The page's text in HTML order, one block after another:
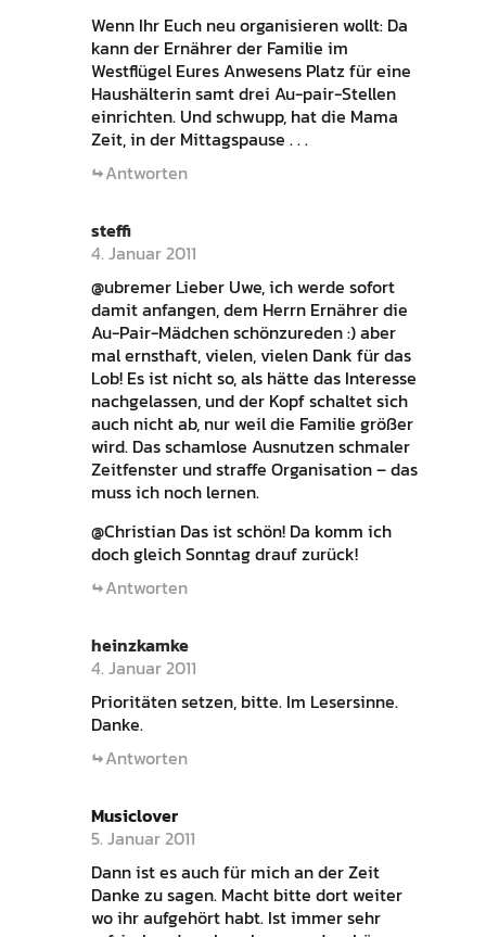
Wenn Ihr Euch neu organisieren wollt: Da
kann der Ernährer der Familie im
Westflügel Eures Anwesens Platz für eine
Haushälterin samt drei Au-pair-Stellen
einrichten. Und schwupp, hat die Mama
Zeit, in der Mittagspause . . .
Antworten
steffi
4. Januar 2011
@ubremer Lieber Uwe, ich werde sofort
damit anfangen, dem Herrn Ernährer die
Au-Pair-Mädchen schönzureden :) aber
mal ernsthaft, vielen, vielen Dank für das
Lob! Es ist nicht so, als hätte das Interesse
nachgelassen, und der Kopf schaltet sich
auch nicht ab, nur weil die Familie größer
wird. Das schamlose Ausnutzen schmaler
Zeitfenster und straffe Organisation – das
muss ich noch lernen.
@Christian Das ist schön! Da komm ich
doch gleich Sonntag drauf zurück!
Antworten
heinzkamke
4. Januar 2011
Prioritäten setzen, bitte. Im Lesersinne.
Danke.
Antworten
Musiclover
5. Januar 2011
Dann ist es auch für mich an der Zeit
Danke zu sagen. Macht bitte dort weiter
wo ihr aufgehört habt. Ist immer sehr